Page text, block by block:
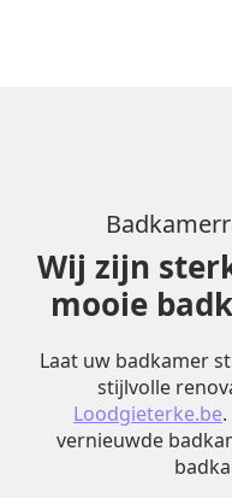
Wij zijn
mooie
Laat uw badkamer
stijlvolle
Loodgieterke.be
vernieuwde